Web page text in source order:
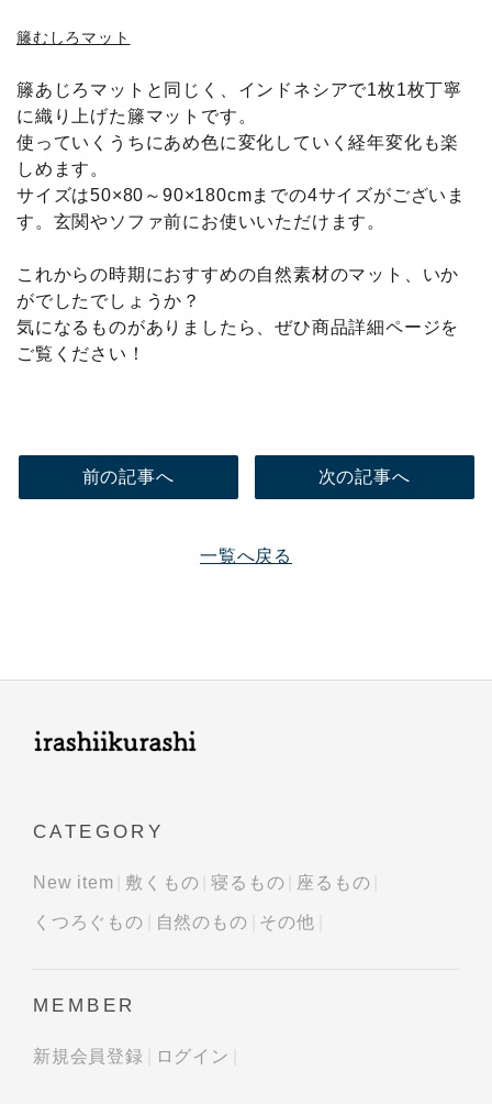
籐むしろマット
籐あじろマットと同じく、インドネシアで1枚1枚丁寧
に織り上げた籐マットです。
使っていくうちにあめ色に変化していく経年変化も楽
しめます。
サイズは50×80～90×180cmまでの4サイズがございま
す。玄関やソファ前にお使いいただけます。
これからの時期におすすめの自然素材のマット、いか
がでしたでしょうか？
気になるものがありましたら、ぜひ商品詳細ページを
ご覧ください！
前の記事へ
一覧へ戻る
次の記事へ
CATEGORY
New item 敷くもの 寝るもの 座るもの
くつろぐもの 自然のもの その他
MEMBER
新規会員登録 ログイン